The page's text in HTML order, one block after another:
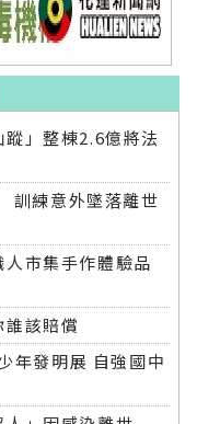
」整棟2.6億將法
練意外墜落離世
市集手作體驗品
該賠償
年發明展 自強國中